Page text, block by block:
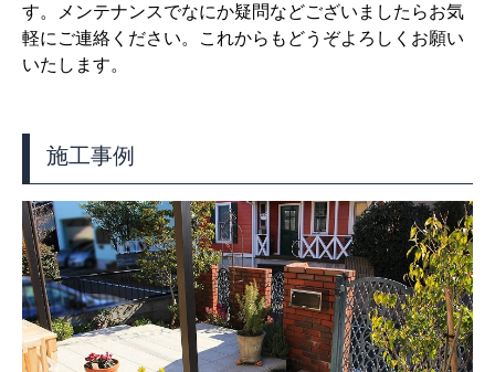
す。メンテナンスでなにか疑問などございましたらお気
軽にご連絡ください。これからもどうぞよろしくお願い
いたします。
施工事例